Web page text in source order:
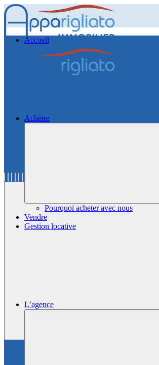
Accueil
Acheter
Pourquoi acheter avec nous
Vendre
Gestion locative
L’agence